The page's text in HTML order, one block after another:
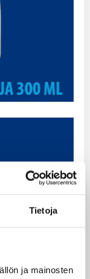
Tietoja
ja mainosten